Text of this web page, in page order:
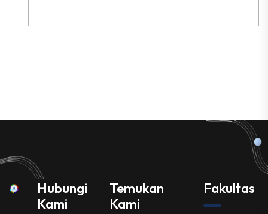
Hubungi
Kami
Temukan
Kami
Fakultas